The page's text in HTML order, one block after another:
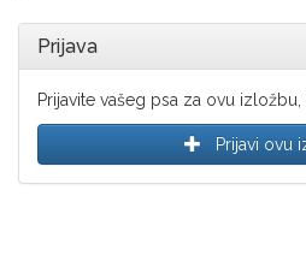
Prijava
Prijavite vašeg psa za ovu izložbu,
Prijavi ovu